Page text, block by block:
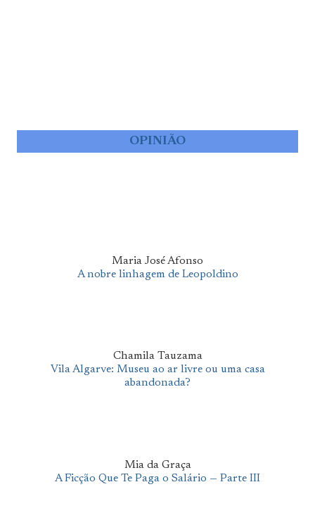
OPINIÃO
Maria José Afonso
A nobre linhagem de Leopoldino
Chamila Tauzama
Vila Algarve: Museu ao ar livre ou uma casa
abandonada?
Mia da Graça
A Ficção Que Te Paga o Salário — Parte III